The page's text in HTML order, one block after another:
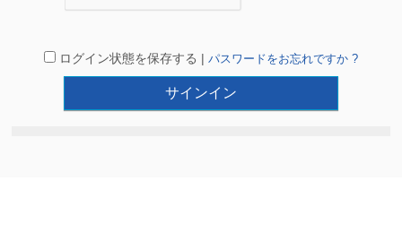
ログイン状態を保存する | パスワードをお忘れですか ?